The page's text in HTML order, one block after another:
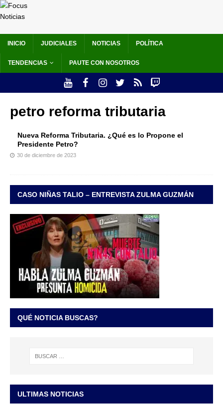
INICIO JUDICIALES NOTICIAS POLÍTICA
TENDENCIAS PAUTE CON NOSOTROS
petro reforma tributaria
Nueva Reforma Tributaria. ¿Qué es lo Propone el
Presidente Petro?
30 de diciembre de 2023
CASO NIÑAS TALIO – ENTREVISTA ZULMA GUZMÁN
QUÉ NOTICIA BUSCAS?
ULTIMAS NOTICIAS